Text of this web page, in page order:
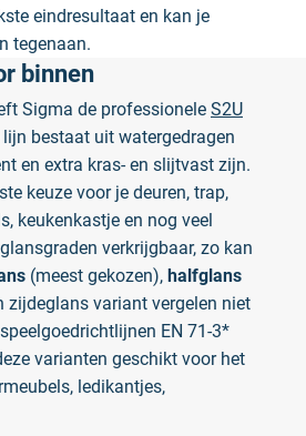
eindresultaat en kan je
tegenaan.
binnen
Sigma de professionele S2U
bestaat uit watergedragen
en extra kras- en slijtvast zijn.
keuze voor je deuren, trap,
keukenkastje en nog veel
verkrijgbaar, zo kan
(meest gekozen), halfglans
zijdeglans variant vergelen niet
EN 71-3*
varianten geschikt voor het
ledikantjes,